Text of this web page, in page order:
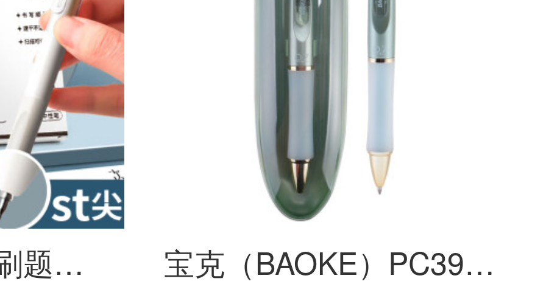
简繁 0.5mm黑色刷题笔 5支装+10支替芯 ST笔尖按动笔芯速干巨能写大容量水性笔签字顺滑学生用考试考研ボールペン 宝克（BAOKE）PC3978 臻品按动ボールペン0.7mm子弹头水笔签字笔 森溪绿 书写黑色 单支装